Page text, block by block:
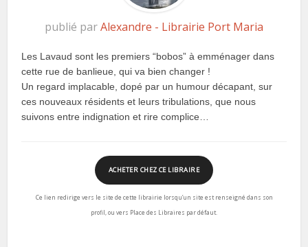
publié parAlexandre - Librairie Port Maria
Les Lavaud sont les premiers “bobos” à emménager dans
cette rue de banlieue, qui va bien changer !
Un regard implacable, dopé par un humour décapant, sur
ces nouveaux résidents et leurs tribulations, que nous
suivons entre indignation et rire complice…
ACHETER CHEZ CE LIBRAIRE
Ce lien redirige vers le site de cette librairie lorsqu’un site est renseigné dans son
profil, ou vers Place des Libraires par défaut.